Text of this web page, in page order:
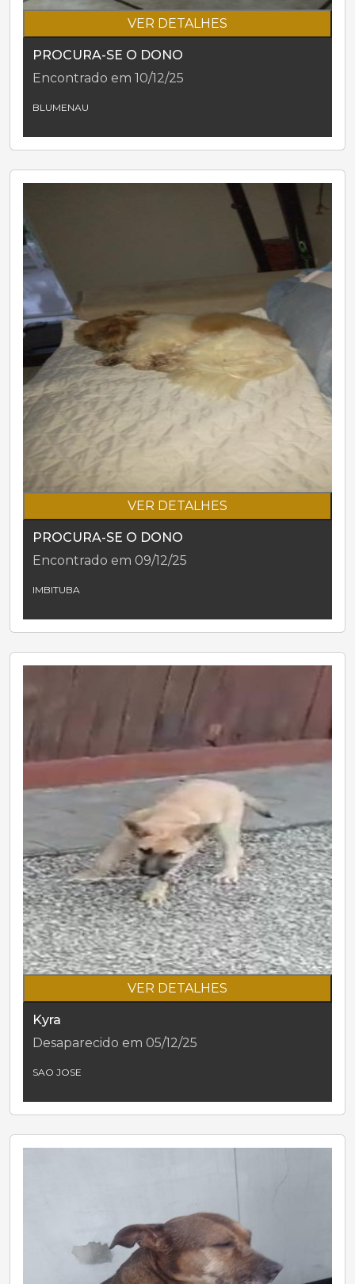
VER DETALHES
PROCURA-SE O DONO
Encontrado em 10/12/25
BLUMENAU
VER DETALHES
PROCURA-SE O DONO
Encontrado em 09/12/25
IMBITUBA
VER DETALHES
Kyra
Desaparecido em 05/12/25
SAO JOSE